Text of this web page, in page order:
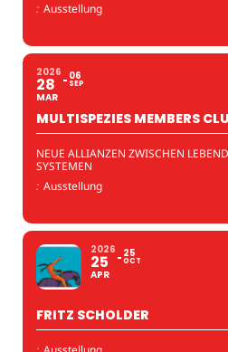
: Ausstellung
2026
28
MAR
06
SEP
MULTISPEZIES MEMBERS
NEUE ALLIANZEN ZWISCHEN
SYSTEMEN
: Ausstellung
2026
25
APR
25
OCT
FRITZ SCHOLDER